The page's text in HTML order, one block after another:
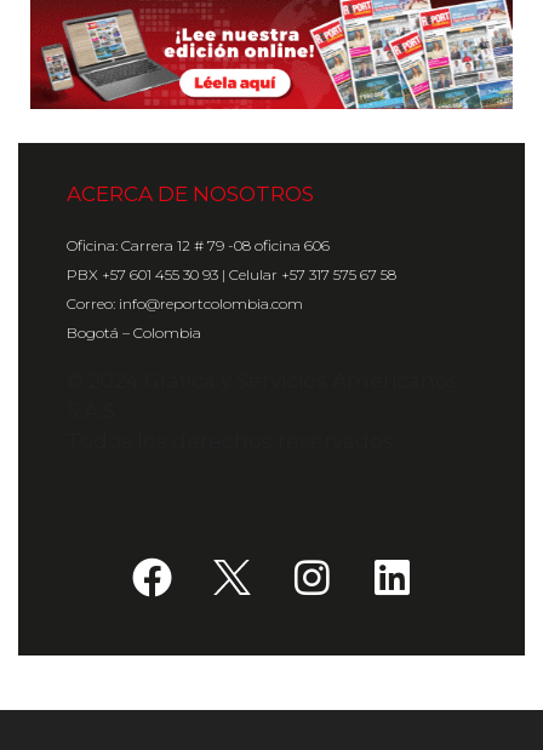
ACERCA DE NOSOTROS
Oficina: Carrera 12 # 79 -08 oficina 606
PBX +57 601 455 30 93 | Celular +57 317 575 67 58
Correo: info@reportcolombia.com
Bogotá – Colombia